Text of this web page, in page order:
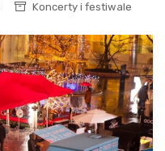
Koncerty i festiwale